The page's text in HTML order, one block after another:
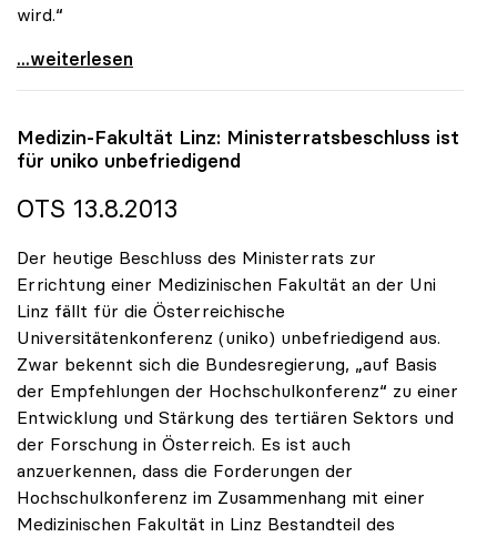
wird.“
uniko zu DUK-Promotionsrecht: „Ministerium schafft
...weiterlesen
Medizin-Fakultät Linz: Ministerratsbeschluss ist
für uniko unbefriedigend
OTS 13.8.2013
Der heutige Beschluss des Ministerrats zur
Errichtung einer Medizinischen Fakultät an der Uni
Linz fällt für die Österreichische
Universitätenkonferenz (uniko) unbefriedigend aus.
Zwar bekennt sich die Bundesregierung, „auf Basis
der Empfehlungen der Hochschulkonferenz“ zu einer
Entwicklung und Stärkung des tertiären Sektors und
der Forschung in Österreich. Es ist auch
anzuerkennen, dass die Forderungen der
Hochschulkonferenz im Zusammenhang mit einer
Medizinischen Fakultät in Linz Bestandteil des